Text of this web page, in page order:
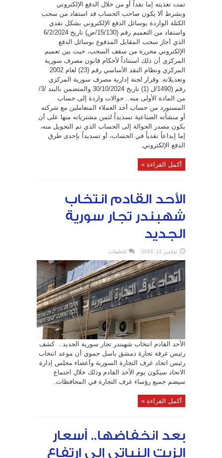
تمت تغذيته إما نقداً أو من خلال الدفع الإلكتروني
وبشرط ألا يكون صاحب الحساب قد استفاد من سحب
الكتلة الواردة بوسائل الدفع الإلكتروني بشكل نقدي
واستفاد من التعميم رقم (15/130/ص) تاريخ 6/2/2024
الذي أجاز سحب المقابل المدفوع بوسائل الدفع
الإلكتروني محررة من سقف السحب، حيث بين تعميم
المركزي أن ذلك استناداً لأحكام قانون مصرف سورية
المركزي ونظام النقد الأساسي رقم (23) لعام 2002
وتعديلاته. وقرار لجنة إدارية مصرف سورية المركزي
رقم (1490/ل (1) تاريخ 30/10/2024 والمتضمن بالبند /3/
من المادة الأولى منه.. حوالات واردة إلى حساب
المستورد من حساب أحد العملاء المتعاملين مع شركته
أو منشأته الصناعية تسديداً لثمن مشترياته منها على أن
يكون مصدر الحوالة إلى الحساب الذي تم التحويل منه،
إما إيداعاً نقدياً في الحساب، أو تسديداً بإحدى طرق
الدفع الإلكتروني.
أكمل القراءة »
الأحد القادم انتخاب
شهبندر تجار سورية
الجديد
نوفمبر 12, 2024 التعليقات
القادم
انتخاب
شهبندر
تجار
سورية
الجديد
مغلقة
الأحد القادم انتخاب شهبندر تجار سورية الجديد.. كشف
رئيس غرفة تجارة دمشق باسل حموي أن موعد انتخاب
رئيس اتحاد غرف التجارة السورية وأعضاء مجلس إدارة
الاتحاد سيكون يوم الأحد القادم وذلك خلال اجتماع
سيضم جميع رؤساء غرف التجارة في المحافظات.
أكمل القراءة »
بعد انخفاضها.. أسعار
الزيت النباتي إلى ارتفاع